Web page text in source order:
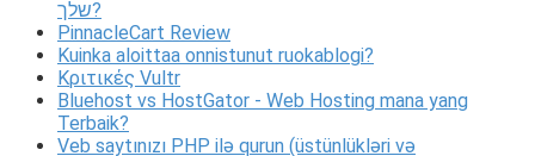
שלך?
PinnacleCart Review
Kuinka aloittaa onnistunut ruokablogi?
Κριτικές Vultr
Bluehost vs HostGator - Web Hosting mana yang
Terbaik?
Veb saytınızı PHP ilə qurun (üstünlükləri və